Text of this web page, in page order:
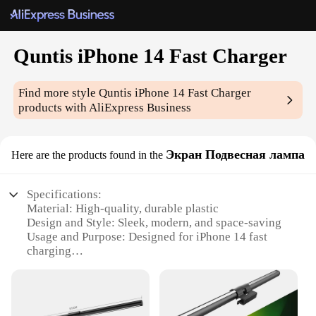
Quntis iPhone 14 Fast Charger
Find more styleQuntis iPhone 14 Fast Charger
products with AliExpress Business
Here are the products found in the Экран Подвесная лампа
Specifications:
Material: High-quality, durable plastic
Design and Style: Sleek, modern, and space-saving
Usage and Purpose: Designed for iPhone 14 fast
charging
Parts and Accessories: Includes necessary cables
and adapters